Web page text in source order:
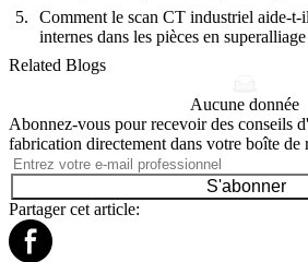
Comment le scan CT industriel aide-t-
internes dans les pièces en
Related Blogs
Aucune donnée
Abonnez-vous pour recevoir des conseils
fabrication directement dans votre boîte de
S'abonner
Partager cet article: